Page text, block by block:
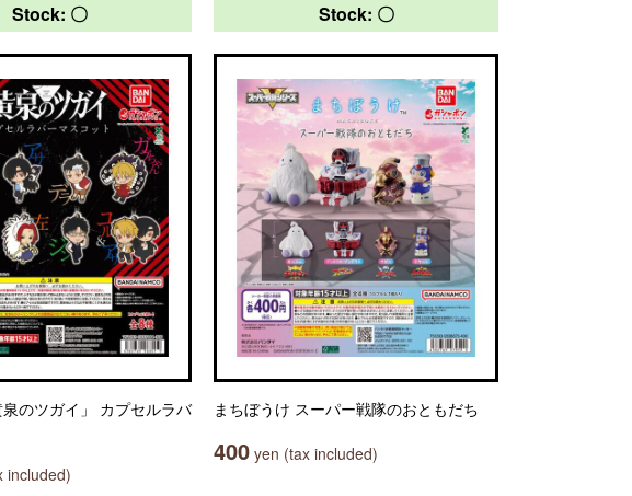
Stock: 〇
のツガイ」 カプセルラバ
included)
Stock: 〇
まちぼうけ スーパー戦隊のおともだち
400 yen (tax included)